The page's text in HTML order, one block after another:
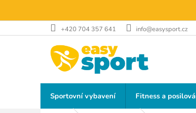
obsah
+420 704 357 641 info@easysport.cz
Sportovní vybavení Fitness a